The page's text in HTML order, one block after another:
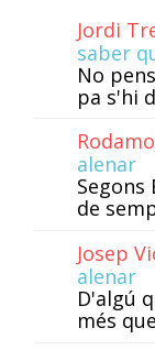
Jordi
saber
No
pa s'hi
alenar
Segons
de
Josep
alenar
D'algú
més